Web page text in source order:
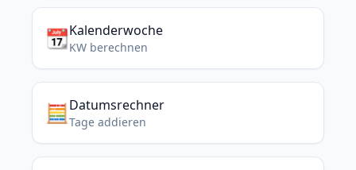
📆Kalenderwoche
KW berechnen
🧮Datumsrechner
Tage addieren